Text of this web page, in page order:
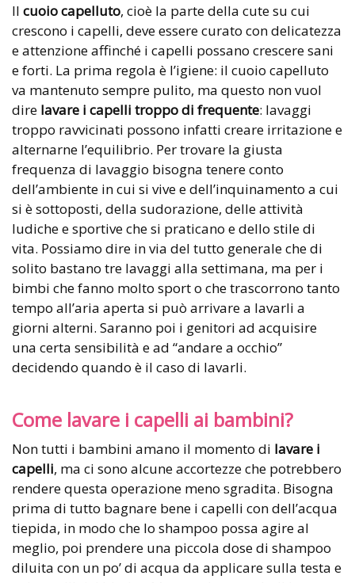
Il cuoio capelluto, cioè la parte della cute su cui
crescono i capelli, deve essere curato con delicatezza
e attenzione affinché i capelli possano crescere sani
e forti. La prima regola è l’igiene: il cuoio capelluto
va mantenuto sempre pulito, ma questo non vuol
dire lavare i capelli troppo di frequente: lavaggi
troppo ravvicinati possono infatti creare irritazione e
alternarne l’equilibrio. Per trovare la giusta
frequenza di lavaggio bisogna tenere conto
dell’ambiente in cui si vive e dell’inquinamento a cui
si è sottoposti, della sudorazione, delle attività
ludiche e sportive che si praticano e dello stile di
vita. Possiamo dire in via del tutto generale che di
solito bastano tre lavaggi alla settimana, ma per i
bimbi che fanno molto sport o che trascorrono tanto
tempo all’aria aperta si può arrivare a lavarli a
giorni alterni. Saranno poi i genitori ad acquisire
una certa sensibilità e ad “andare a occhio”
decidendo quando è il caso di lavarli.
Come lavare i capelli ai bambini?
Non tutti i bambini amano il momento di lavare i
capelli, ma ci sono alcune accortezze che potrebbero
rendere questa operazione meno sgradita. Bisogna
prima di tutto bagnare bene i capelli con dell’acqua
tiepida, in modo che lo shampoo possa agire al
meglio, poi prendere una piccola dose di shampoo
diluita con un po’ di acqua da applicare sulla testa e